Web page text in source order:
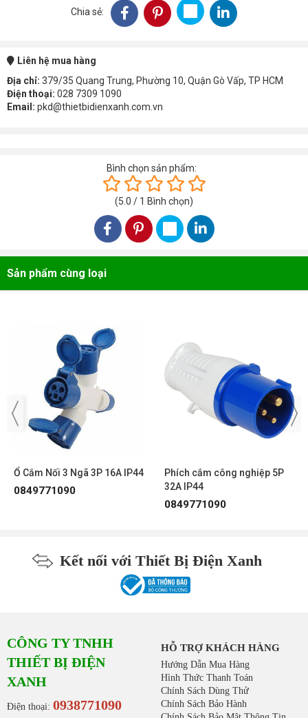
Chia sẻ:
Liên hệ mua hàng
Địa chỉ: 379/35 Quang Trung, Phường 10, Quận Gò Vấp, TP HCM
Điện thoại: 028 7309 1090
Email: pkd@thietbidienxanh.com.vn
Bình chọn sản phẩm:
(5.0 / 1 Bình chọn)
Sản phẩm cùng loại
Ổ Cắm Nối 3 Ngã 3P 16A IP44
0849771090
Phích cắm công nghiệp 5P
32A IP44
0849771090
Kết nối với Thiết Bị Điện Xanh
CÔNG TY TNHH
THIẾT BỊ ĐIỆN
XANH
Điện thoại: 0938771090
HỖ TRỢ KHÁCH HÀNG
Hướng Dẫn Mua Hàng
Hình Thức Thanh Toán
Chính Sách Dùng Thử
Chính Sách Bảo Hành